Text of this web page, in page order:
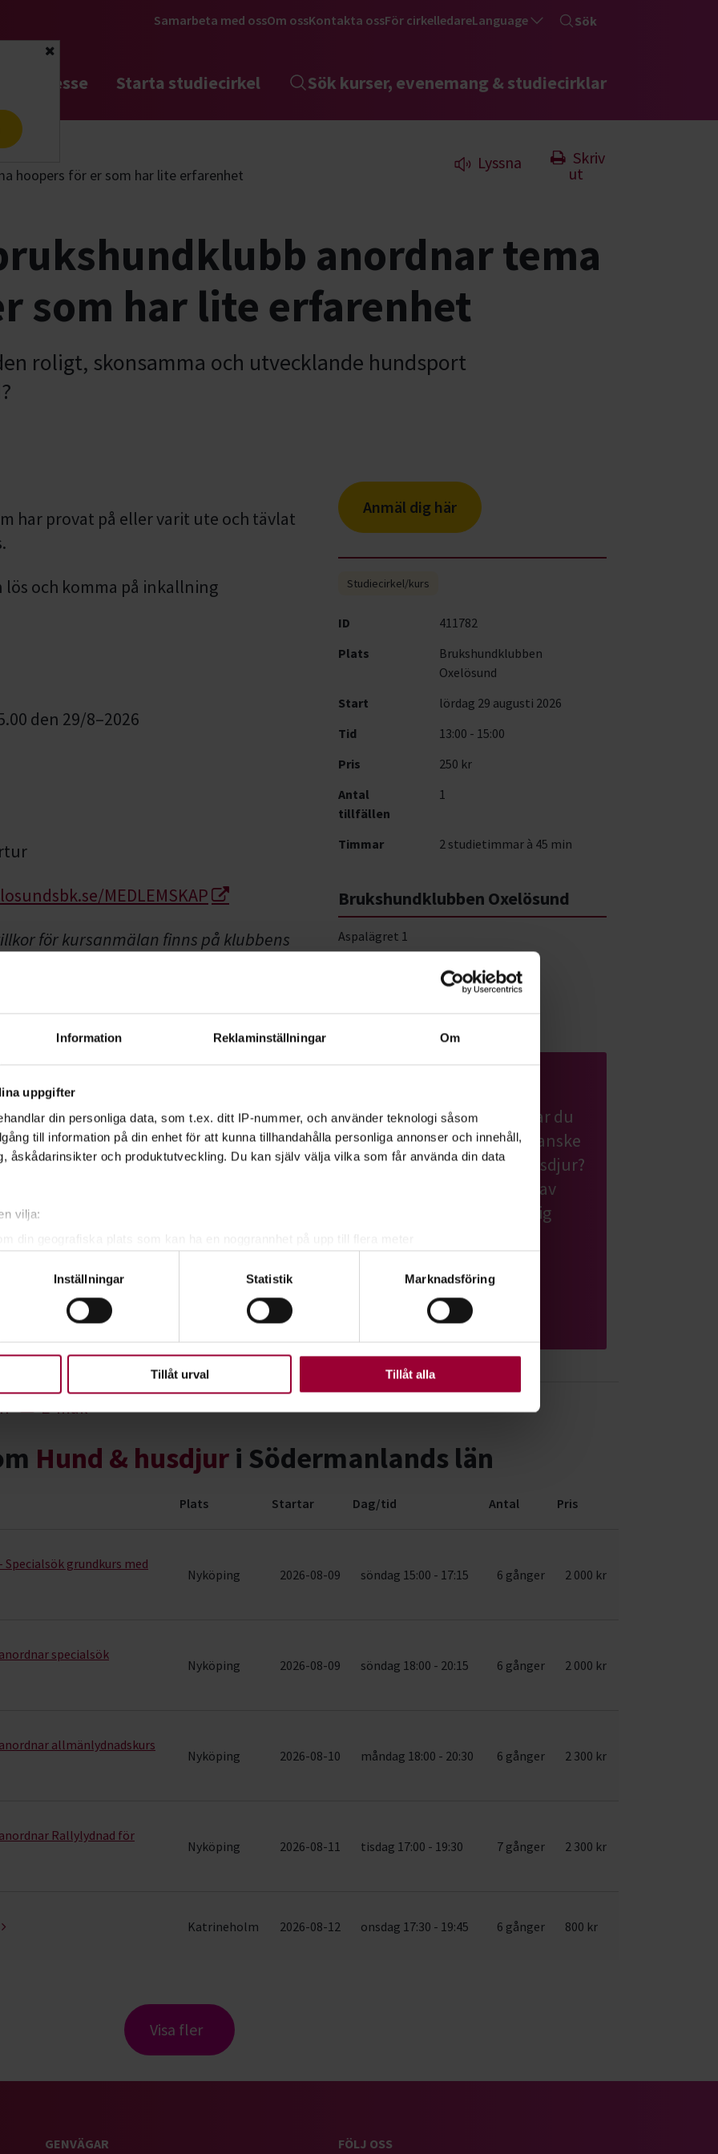
Information Reklaminställningar Om
uppgifter
din personliga data, som t.ex. ditt IP-nummer, och använder teknologi såsom
till information på din enhet för att kunna tillhandahålla personliga annonser och innehåll,
åskådarinsikter och produktutveckling. Du kan själv välja vilka som får använda din data
vilja:
din geografiska plats som kan ha en noggrannhet på upp till flera meter
uppgifter behandlas och ställ in dina preferenser i
detaljsektionen . Du kan ändra
när som helst från cookie-förklaringen.
som möjligt använder vi kakor (cookies) på vår webbplats. Vissa kakor är
Inställningar Statistik Marknadsföring
Tillåt urval Tillåt alla
Stäng
Samarbeta med ossOm ossKontakta ossFör cirkelledareLanguage Sök
intresse Starta studiecirkel Sök kurser, evenemang & studiecirklar
hoopers för er som har lite erfarenhet
Lyssna
Skriv
ut
anordnar tema
som har lite erfarenhet
roligt, skonsamma och utvecklande hundsport
har provat på eller varit ute och tävlat
lös och komma på inkallning
den 29/8–2026
MEDLEMSKAP
för kursanmälan finns på klubbens
Lärande & Förening
Anmäl dig här
Studiecirkel/kurs
ID
411782
Plats
Brukshundklubben
Oxelösund
Start
lördag 29 augusti 2026
Tid
13:00 - 15:00
Pris
250 kr
Antal
tillfällen
1
Timmar 2 studietimmar à 45 min
Brukshundklubben Oxelösund
Aspalägret 1
Har du hund eller planerar du
att skaffa en valp? Eller kanske
en katt eller ett annat husdjur?
Grattis! Det finns massor av
roliga saker du kan lära dig
tillsammans med andra
Läs mer om ämnet
E-mail
Hund & husdjur i Södermanlands län
Plats Startar Dag/tid Antal Pris
grundkurs med
Nyköping 2026-08-09 söndag 15:00 - 17:15 6 gånger 2 000 kr
specialsök
Nyköping 2026-08-09 söndag 18:00 - 20:15 6 gånger 2 000 kr
allmänlydnadskurs
Nyköping 2026-08-10 måndag 18:00 - 20:30 6 gånger 2 300 kr
Rallylydnad för
Nyköping 2026-08-11 tisdag 17:00 - 19:30 7 gånger 2 300 kr
Katrineholm 2026-08-12 onsdag 17:30 - 19:45 6 gånger 800 kr
Visa fler
GENVÄGAR FÖLJ OSS